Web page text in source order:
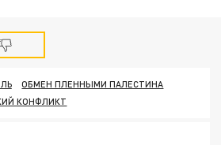
ОБМЕН ПЛЕННЫМИ ПАЛЕСТИНА
КОНФЛИКТ